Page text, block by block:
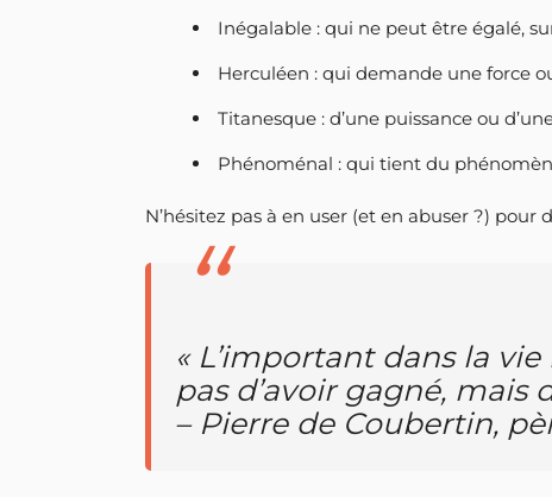
Inégalable : qui ne peut être égalé,
Herculéen : qui demande une force
Titanesque : d’une puissance ou
Phénoménal : qui tient du
N’hésitez pas à en user (et en abuser ?) pour
« L’important dans la
pas d’avoir gagné, mais
– Pierre de Coubertin,